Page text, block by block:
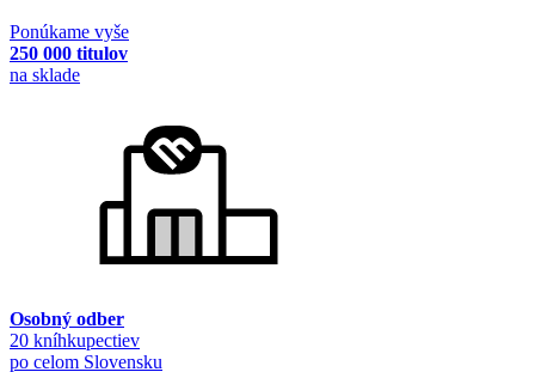
Ponúkame vyše
250 000 titulov
na sklade
Osobný odber
20 kníhkupectiev
po celom Slovensku